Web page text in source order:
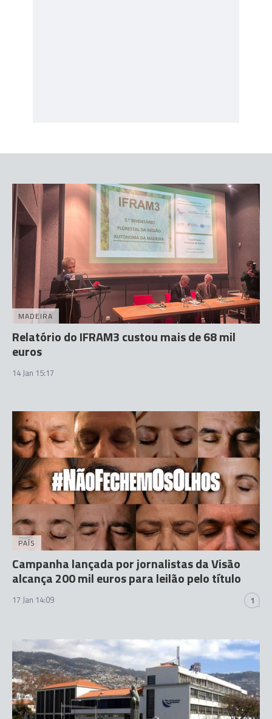
MADEIRA
Relatório do IFRAM3 custou mais de 68 mil
euros
14 Jan 15:17
PAÍS
Campanha lançada por jornalistas da Visão
alcança 200 mil euros para leilão pelo título
17 Jan 14:09 1